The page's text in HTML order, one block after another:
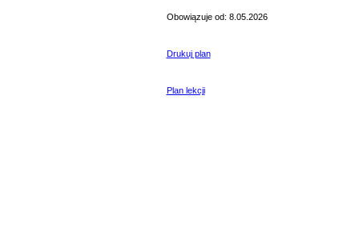
Obowiązuje od: 8.05.2026
Drukuj plan
Plan lekcji